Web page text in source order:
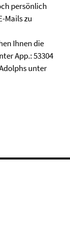
persönlich
Mails zu
Ihnen die
App.: 53304
unter